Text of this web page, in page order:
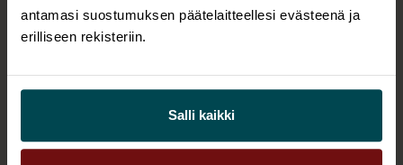
antamasi suostumuksen päätelaitteellesi evästeenä ja
erilliseen rekisteriin.
Salli kaikki
käyttöönotto ja valvonta.
Tekoälyalustat